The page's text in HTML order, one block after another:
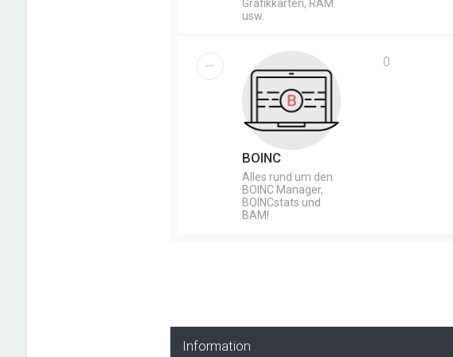
Grafikkarten, RAM
usw.
BOINC
Alles rund um den
BOINC Manager,
BOINCstats und
BAM!
0
Information